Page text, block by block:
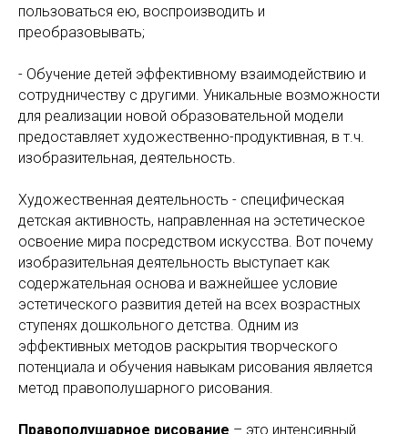
пользоваться ею, воспроизводить и
преобразовывать;
- Обучение детей эффективному взаимодействию и
сотрудничеству с другими. Уникальные возможности
для реализации новой образовательной модели
предоставляет художественно-продуктивная, в т.ч.
изобразительная, деятельность.
Художественная деятельность - специфическая
детская активность, направленная на эстетическое
освоение мира посредством искусства. Вот почему
изобразительная деятельность выступает как
содержательная основа и важнейшее условие
эстетического развития детей на всех возрастных
ступенях дошкольного детства. Одним из
эффективных методов раскрытия творческого
потенциала и обучения навыкам рисования является
метод правополушарного рисования.
Правополушарное рисование – это интенсивный